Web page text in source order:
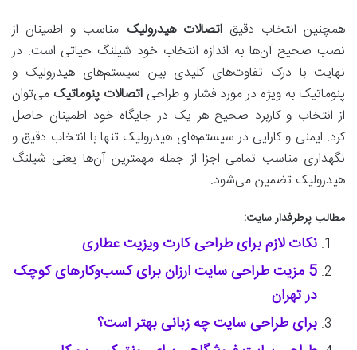
همچنین انتخاب دقیقاتصالات هیدرولیک مناسب و اطمینان از
نصب صحیح آن‌ها به اندازه انتخاب خود شیلنگ حیاتی است. در
نهایت با درک تفاوت‌های کلیدی بین سیستم‌های هیدرولیک و
پنوماتیک به ویژه در مورد فشار و طراحی اتصالات پنوماتیک می‌توان
از انتخاب و کاربرد صحیح هر یک در جایگاه خود اطمینان حاصل
کرد. ایمنی و کارایی در سیستم‌های هیدرولیک تنها با انتخاب دقیق و
نگهداری مناسب تمامی اجزا از جمله مهمترین آن‌ها یعنی شیلنگ
هیدرولیک تضمین می‌شود.
مطالب پرطرفدار سایت:
نکات لازم برای طراحی کارت ویزیت عطاری
5 مزیت طراحی سایت ارزان برای کسب‌وکارهای کوچک
در تهران
برای طراحی سایت چه زبانی بهتر است؟